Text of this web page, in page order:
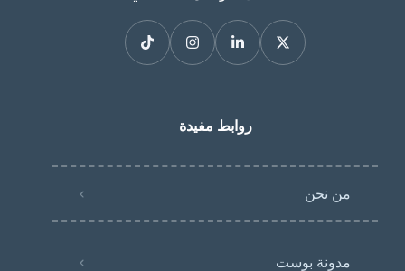
روابط مفيدة
من نحن
مدونة بوست